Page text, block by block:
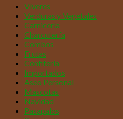
Víveres
Verduras y Vegetales
Carnicería
Charcutería
Combos
Frutas
Confitería
Importados
Aseo Personal
Mascotas
Navidad
Pasapalos